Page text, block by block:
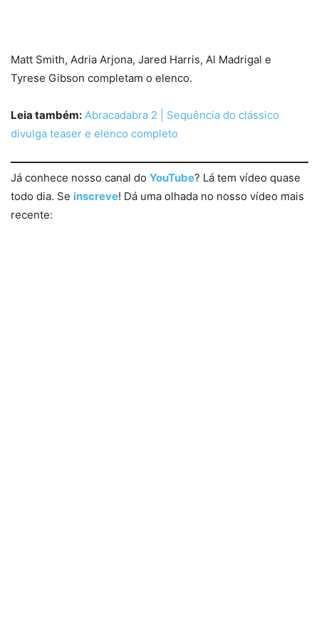
Matt Smith, Adria Arjona, Jared Harris, Al Madrigal e
Tyrese Gibson completam o elenco.
Leia também: Abracadabra 2 | Sequência do clássico
divulga teaser e elenco completo
Já conhece nosso canal do YouTube? Lá tem vídeo quase
todo dia. Se inscreve! Dá uma olhada no nosso vídeo mais
recente: